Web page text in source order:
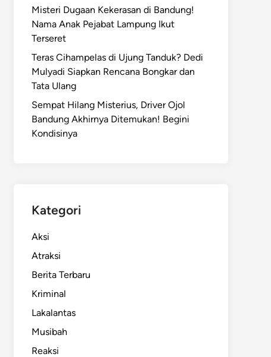
Misteri Dugaan Kekerasan di Bandung!
Nama Anak Pejabat Lampung Ikut
Terseret
Teras Cihampelas di Ujung Tanduk? Dedi
Mulyadi Siapkan Rencana Bongkar dan
Tata Ulang
Sempat Hilang Misterius, Driver Ojol
Bandung Akhirnya Ditemukan! Begini
Kondisinya
Kategori
Aksi
Atraksi
Berita Terbaru
Kriminal
Lakalantas
Musibah
Reaksi